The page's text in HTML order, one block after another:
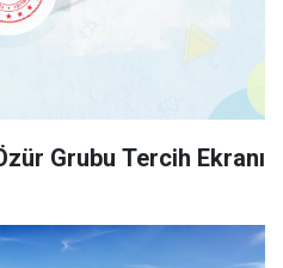
Grubu Tercih Ekranı